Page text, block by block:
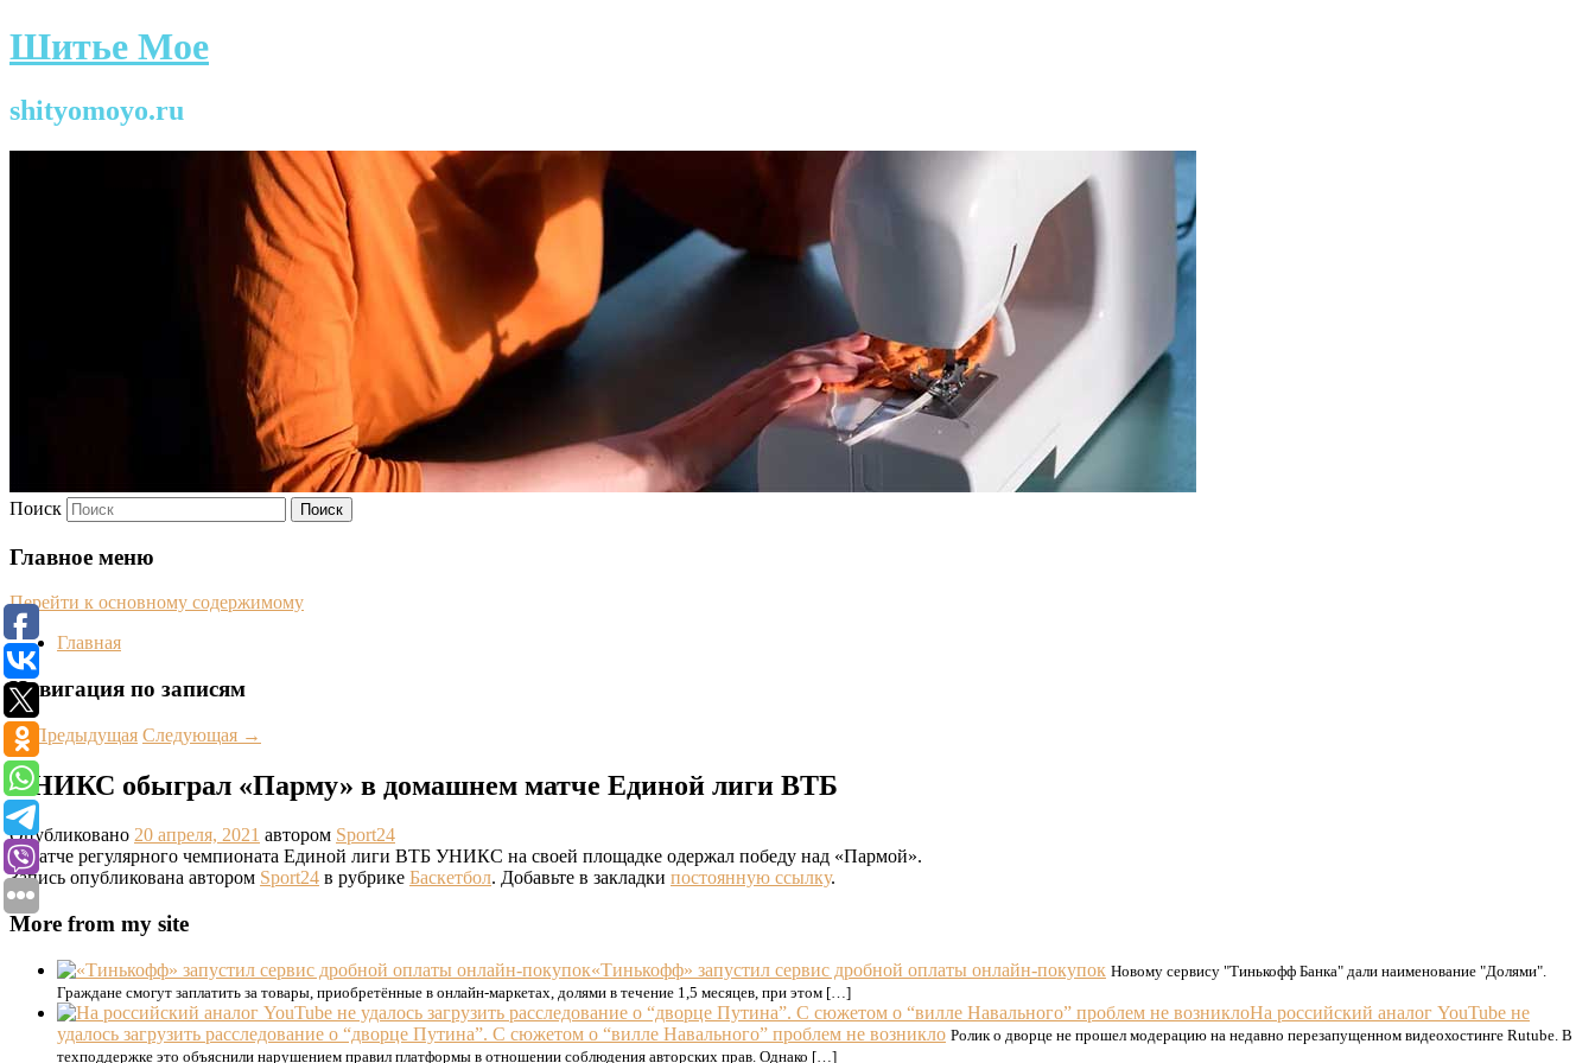
Шитье Мое
shityomoyo.ru
Поиск
Главное меню
Перейти к основному содержимому
Главная
Навигация по записям
←Предыдущая Следующая →
УНИКС обыграл «Парму» в домашнем матче Единой лиги ВТБ
Опубликовано 20 апреля, 2021 автором Sport24
В матче регулярного чемпионата Единой лиги ВТБ УНИКС на своей площадке одержал победу над «Пармой».
Запись опубликована автором Sport24 в рубрике Баскетбол. Добавьте в закладки постоянную ссылку.
More from my site
«Тинькофф» запустил сервис дробной оплаты онлайн-покупок Новому сервису "Тинькофф Банка" дали наименование "Долями".
Граждане смогут заплатить за товары, приобретённые в онлайн-маркетах, долями в течение 1,5 месяцев, при этом […]
На российский аналог YouTube не
удалось загрузить расследование о “дворце Путина”. С сюжетом о “вилле Навального” проблем не возникло Ролик о дворце не прошел модерацию на недавно перезапущенном видеохостинге Rutube. В
техподдержке это объяснили нарушением правил платформы в отношении соблюдения авторских прав. Однако […]